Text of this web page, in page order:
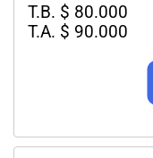
T.B. $ 80.000
T.A. $ 90.000